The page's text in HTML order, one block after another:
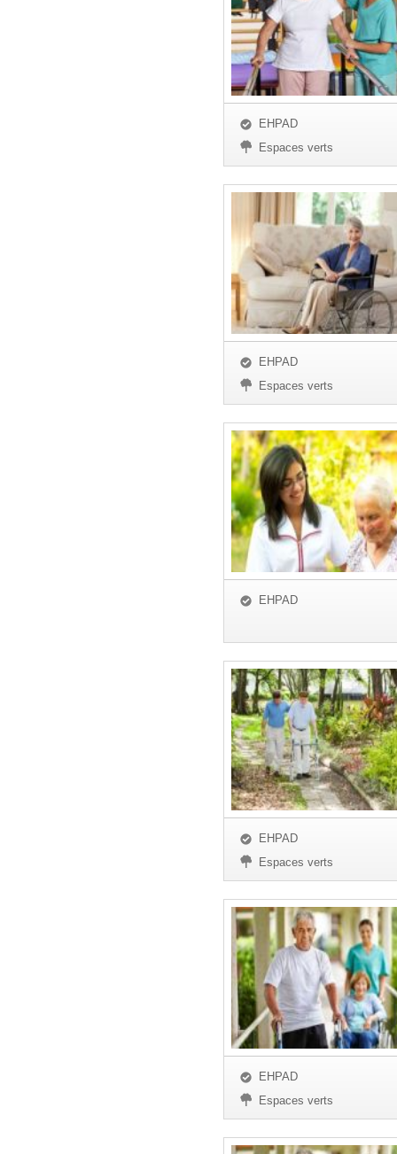
EHPAD
Espaces verts
EHPAD
Espaces verts
EHPAD
EHPAD
Espaces verts
EHPAD
Espaces verts